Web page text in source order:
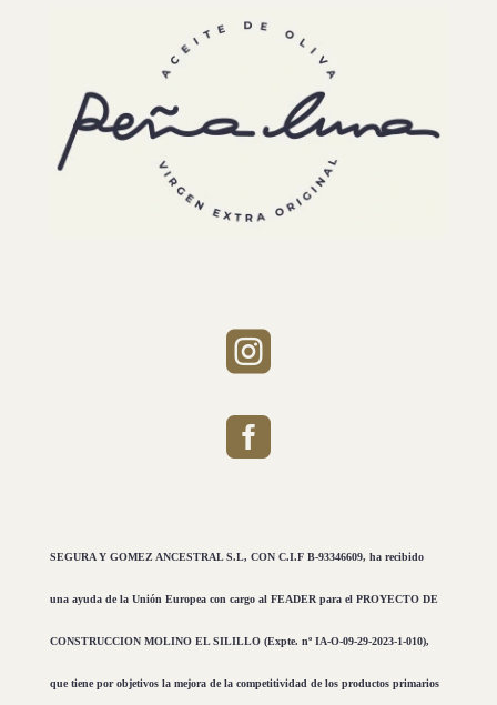


SEGURA Y GOMEZ ANCESTRAL S.L, CON C.I.F B-93346609, ha recibido
una ayuda de la Unión Europea con cargo al FEADER para el PROYECTO DE
CONSTRUCCION MOLINO EL SILILLO (Expte. nº IA-O-09-29-2023-1-010),
que tiene por objetivos la mejora de la competitividad de los productos primarios